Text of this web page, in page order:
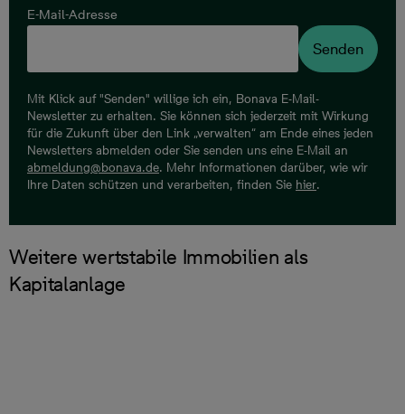
E-Mail-Adresse
Senden
Mit Klick auf "Senden" willige ich ein, Bonava E-Mail-
Newsletter zu erhalten. Sie können sich jederzeit mit Wirkung
für die Zukunft über den Link „verwalten“ am Ende eines jeden
Newsletters abmelden oder Sie senden uns eine E-Mail an
abmeldung@bonava.de. Mehr Informationen darüber, wie wir
Ihre Daten schützen und verarbeiten, finden Sie hier.
Weitere wertstabile Immobilien als
Kapitalanlage